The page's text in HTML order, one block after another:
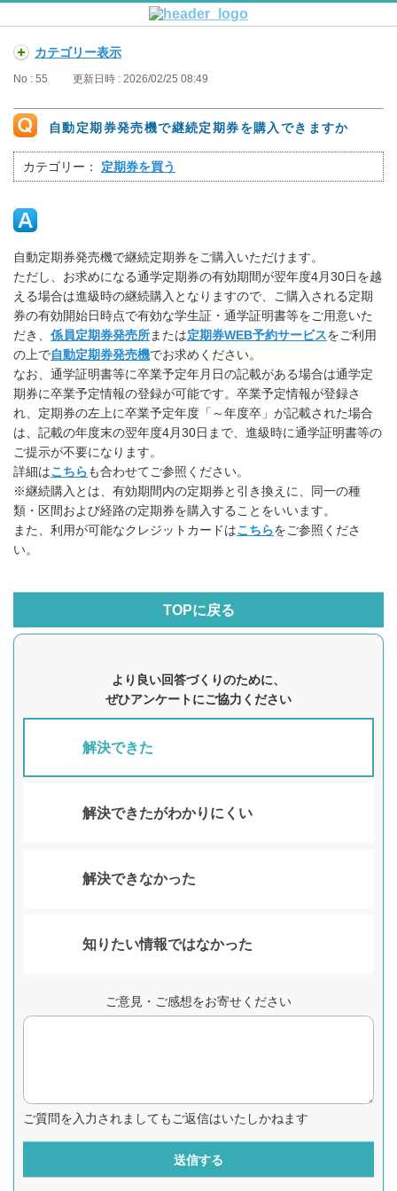
カテゴリー表示
No : 55 更新日時 : 2026/02/25 08:49
自動定期券発売機で継続定期券を購入できますか
カテゴリー： 定期券を買う
自動定期券発売機で継続定期券をご購入いただけます。
ただし、お求めになる通学定期券の有効期間が翌年度4月30日を越
える場合は進級時の継続購入となりますので、ご購入される定期
券の有効開始日時点で有効な学生証・通学証明書等をご用意いた
だき、 係員定期券発売所または定期券WEB予約サービスをご利用
の上で自動定期券発売機でお求めください。
なお、通学証明書等に卒業予定年月日の記載がある場合は通学定
期券に卒業予定情報の登録が可能です。卒業予定情報が登録さ
れ、定期券の左上に卒業予定年度「～年度卒」が記載された場合
は、記載の年度末の翌年度4月30日まで、進級時に通学証明書等の
ご提示が不要になります。
詳細はこちらも合わせてご参照ください。
※継続購入とは、有効期間内の定期券と引き換えに、同一の種
類・区間および経路の定期券を購入することをいいます。
また、利用が可能なクレジットカードはこちらをご参照くださ
い。
TOPに戻る
より良い回答づくりのために、
ぜひアンケートにご協力ください
解決できた
解決できたがわかりにくい
解決できなかった
知りたい情報ではなかった
ご意見・ご感想をお寄せください
ご質問を入力されましてもご返信はいたしかねます
送信する